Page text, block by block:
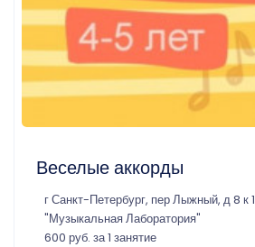
Веселые аккорды
г Санкт-Петербург, пер Лыжный, д 8 к 1
"Музыкальная Лаборатория"
600 руб. за 1 занятие